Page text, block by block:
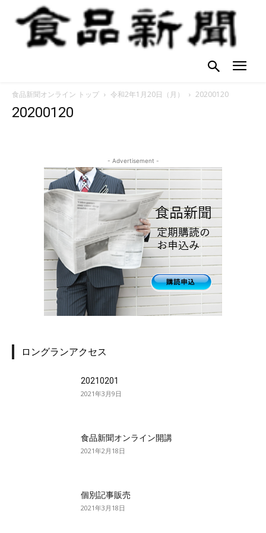
食品新聞オンライン トップ 令和2年1月20日（月） 20200120
20200120
- Advertisement -
ロングランアクセス
20210201
2021年3月9日
食品新聞オンライン開講
2021年2月18日
個別記事販売
2021年3月18日